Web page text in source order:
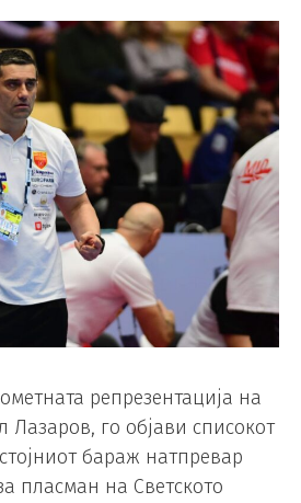
репрезентација на
Лазаров, го објави списокот
бараж натпревар
пласман на Светското